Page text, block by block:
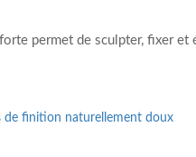
permet de sculpter, fixer
de finition naturellement doux